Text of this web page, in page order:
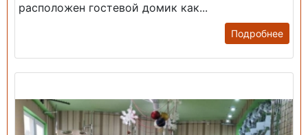
расположен гостевой домик как...
Подробнее